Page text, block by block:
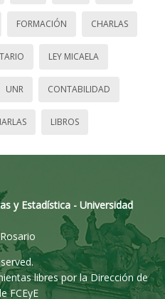
FORMACIÓN CHARLAS
LEY MICAELA
UNR CONTABILIDAD
LIBROS
y Estadística - Universidad
libres por la Dirección de
FCEyE